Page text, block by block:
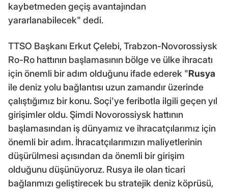
kaybetmeden geçiş avantajından
yararlanabilecek" dedi.
TTSO Başkanı Erkut Çelebi, Trabzon-Novorossiysk
Ro-Ro hattının başlamasının bölge ve ülke ihracatı
için önemli bir adım olduğunu ifade ederek "Rusya
ile deniz yolu bağlantısı uzun zamandır üzerinde
çalıştığımız bir konu. Soçi'ye feribotla ilgili geçen yıl
girişimler oldu. Şimdi Novorossiysk hattının
başlamasından iş dünyamız ve ihracatçılarımız için
önemli bir adım. İhracatçılarımızın maliyetlerinin
düşürülmesi açısından da önemli bir girişim
olduğunu düşünüyoruz. Rusya ile olan ticari
bağlarımızı geliştirecek bu stratejik deniz köprüsü,